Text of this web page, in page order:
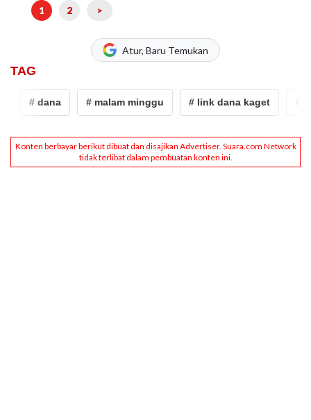
1 2 >
Atur, Baru Temukan
TAG
# dana # malam minggu # link dana kaget #